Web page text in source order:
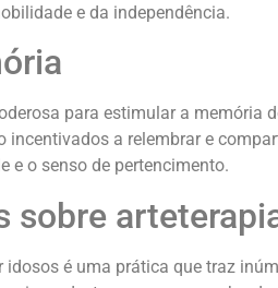
e da independência.
para estimular a
incentivados a relembrar e
e o senso de pertencimento.
sobre
é uma prática que traz